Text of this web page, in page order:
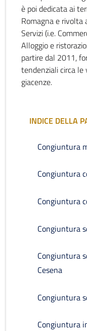
è poi dedicata ai
Romagna e rivolta
Servizi (i.e.
Alloggio e
partire dal 2011,
tendenziali circa le
giacenze.
INDICE DELLA
Congiuntura
Congiuntura
Congiuntura
Congiuntura
Congiuntura
Cesena
Congiuntura
Congiuntura